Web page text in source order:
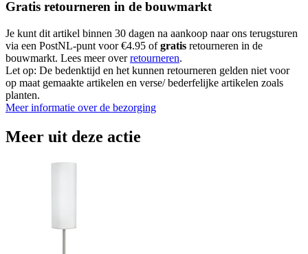
Gratis retourneren in de bouwmarkt
Je kunt dit artikel binnen 30 dagen na aankoop naar ons terugsturen
via een PostNL-punt voor €4.95 ofgratis retourneren in de
bouwmarkt. Lees meer overretourneren.
Let op: De bedenktijd en het kunnen retourneren gelden niet voor
op maat gemaakte artikelen en verse/ bederfelijke artikelen zoals
planten.
Meer informatie over de bezorging
Meer uit deze actie